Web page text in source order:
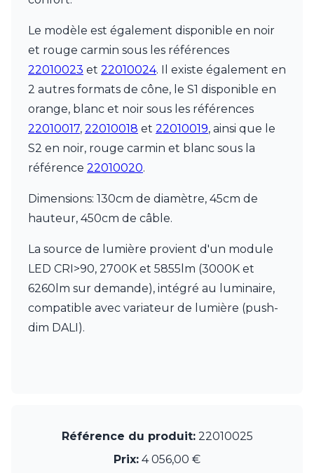
Le modèle est également disponible en noir
et rouge carmin sous les références
22010023 et 22010024. Il existe également en
2 autres formats de cône, le S1 disponible en
orange, blanc et noir sous les références
22010017, 22010018 et 22010019, ainsi que le
S2 en noir, rouge carmin et blanc sous la
référence 22010020.
Dimensions: 130cm de diamètre, 45cm de
hauteur, 450cm de câble.
La source de lumière provient d'un module
LED CRI>90, 2700K et 5855lm (3000K et
6260lm sur demande), intégré au luminaire,
compatible avec variateur de lumière (push-
dim DALI).
Référence du produit: 22010025
Prix: 4 056,00 €